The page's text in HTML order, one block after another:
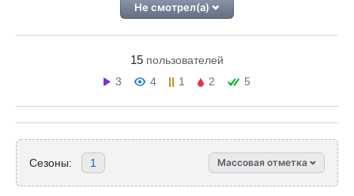
Не смотрел(а)
15 пользователей
3
4 1 2 5
Сезоны: 1 Массовая отметка